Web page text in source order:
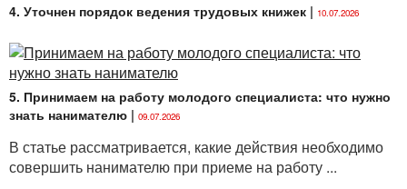
4. Уточнен порядок ведения трудовых книжек | 10.07.2026
5. Принимаем на работу молодого специалиста: что нужно
знать нанимателю | 09.07.2026
В статье рассматривается, какие действия необходимо
совершить нанимателю при приеме на работу ...